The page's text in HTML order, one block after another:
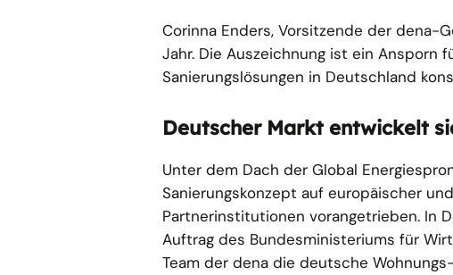
Corinna Enders, Vorsitzende der dena-
Jahr. Die Auszeichnung ist ein Ansporn
Sanierungslösungen in Deutschland
Deutscher Markt entwickelt
Unter dem Dach der Global
Sanierungskonzept auf europäischer
Partnerinstitutionen vorangetrieben. In
Auftrag des Bundesministeriums für
Team der dena die deutsche